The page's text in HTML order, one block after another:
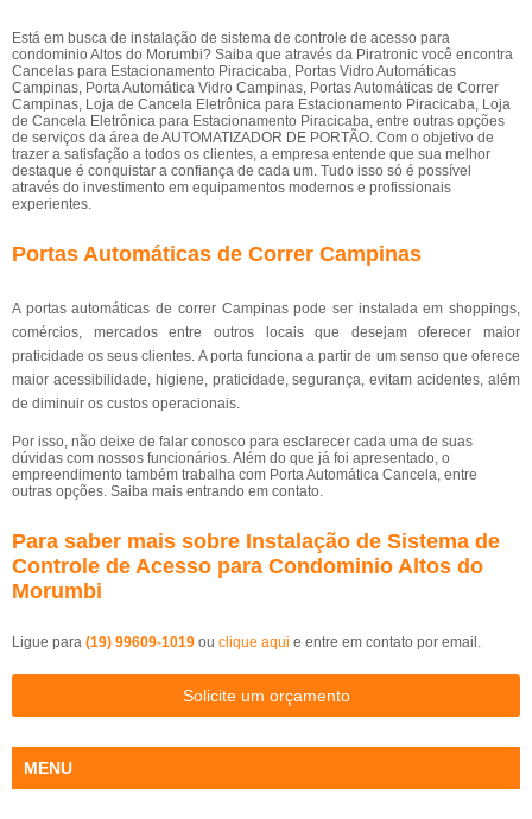
Está em busca de instalação de sistema de controle de acesso para
condominio Altos do Morumbi? Saiba que através da Piratronic você encontra
Cancelas para Estacionamento Piracicaba, Portas Vidro Automáticas
Campinas, Porta Automática Vidro Campinas, Portas Automáticas de Correr
Campinas, Loja de Cancela Eletrônica para Estacionamento Piracicaba, Loja
de Cancela Eletrônica para Estacionamento Piracicaba, entre outras opções
de serviços da área de AUTOMATIZADOR DE PORTÃO. Com o objetivo de
trazer a satisfação a todos os clientes, a empresa entende que sua melhor
destaque é conquistar a confiança de cada um. Tudo isso só é possível
através do investimento em equipamentos modernos e profissionais
experientes.
Portas Automáticas de Correr Campinas
A portas automáticas de correr Campinas pode ser instalada em shoppings,
comércios, mercados entre outros locais que desejam oferecer maior
praticidade os seus clientes. A porta funciona a partir de um senso que oferece
maior acessibilidade, higiene, praticidade, segurança, evitam acidentes, além
de diminuir os custos operacionais.
Por isso, não deixe de falar conosco para esclarecer cada uma de suas
dúvidas com nossos funcionários. Além do que já foi apresentado, o
empreendimento também trabalha com Porta Automática Cancela, entre
outras opções. Saiba mais entrando em contato.
Para saber mais sobre Instalação de Sistema de
Controle de Acesso para Condominio Altos do
Morumbi
Ligue para (19) 99609-1019 ou clique aqui e entre em contato por email.
Solicite um orçamento
MENU